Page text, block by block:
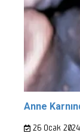
Anne
26 Ocak 2024